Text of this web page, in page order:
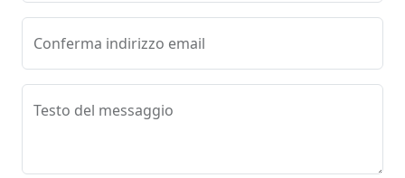
Conferma indirizzo email
Testo del messaggio